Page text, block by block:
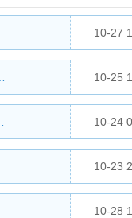
10-27
10-25
10-24
10-23
10-28